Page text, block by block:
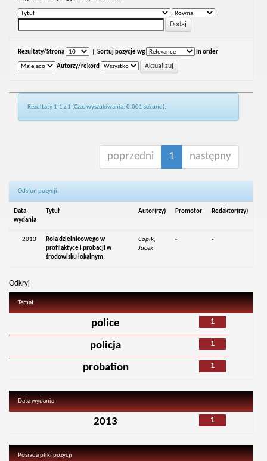
Rezultaty/Strona Sortuj pozycje wg In order
Autorzy/rekord
Rezultaty 1-1 z 1 (Czas wyszukiwania: 0.001 sekund).
poprzedni 1 następny
Odsłon pozycji:
Data
wydania
Tytuł Autor(rzy) Promotor Redaktor(rzy)
2013
Rola dzielnicowego w
profilaktyce i probacji w
środowisku lokalnym
Copik,
Jacek
- -
Odkryj
Temat
1
police
1
policja
1
probation
Data wydania
1
2013
Posiada pliki pozycji